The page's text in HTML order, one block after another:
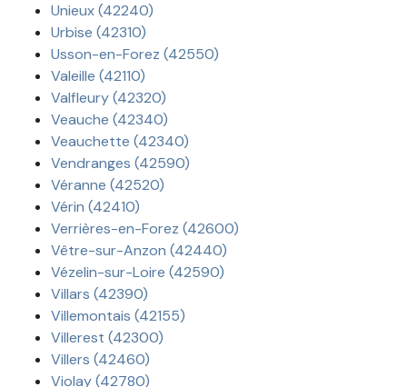
Unieux (42240)
Urbise (42310)
Usson-en-Forez (42550)
Valeille (42110)
Valfleury (42320)
Veauche (42340)
Veauchette (42340)
Vendranges (42590)
Véranne (42520)
Vérin (42410)
Verrières-en-Forez (42600)
Vêtre-sur-Anzon (42440)
Vézelin-sur-Loire (42590)
Villars (42390)
Villemontais (42155)
Villerest (42300)
Villers (42460)
Violay (42780)